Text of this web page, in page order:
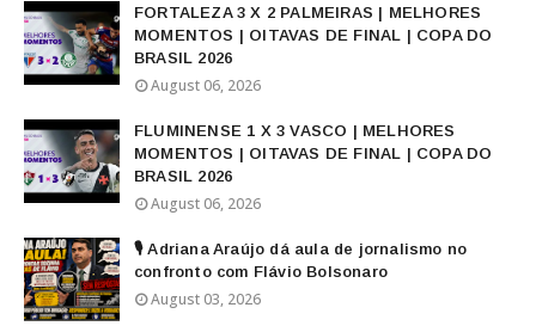
FORTALEZA 3 X 2 PALMEIRAS | MELHORES
MOMENTOS | OITAVAS DE FINAL | COPA DO
BRASIL 2026
August 06, 2026
FLUMINENSE 1 X 3 VASCO | MELHORES
MOMENTOS | OITAVAS DE FINAL | COPA DO
BRASIL 2026
August 06, 2026
🎙️ Adriana Araújo dá aula de jornalismo no
confronto com Flávio Bolsonaro
August 03, 2026